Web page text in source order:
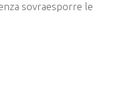
sovraesporre le